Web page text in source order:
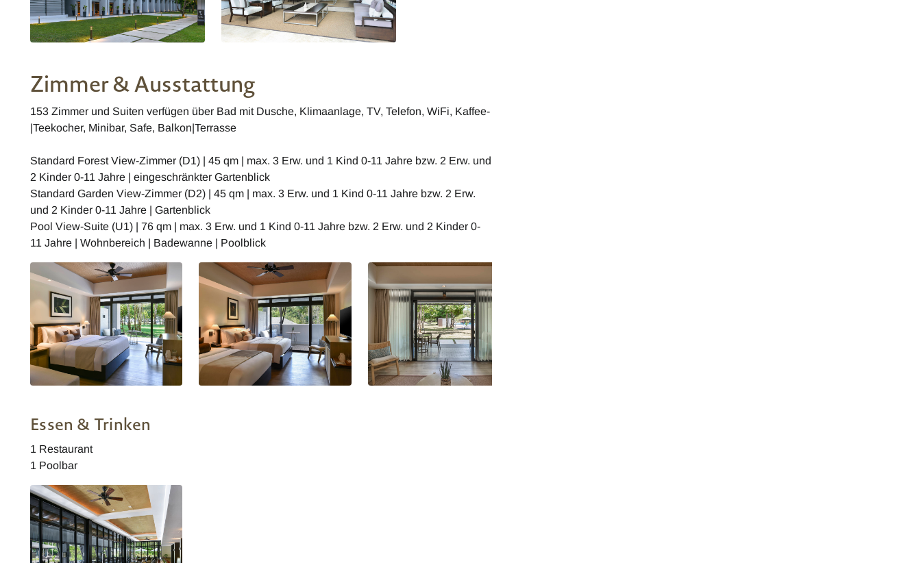
Zimmer & Ausstattung
153 Zimmer und Suiten verfügen über Bad mit Dusche, Klimaanlage, TV, Telefon, WiFi, Kaffee-
|Teekocher, Minibar, Safe, Balkon|Terrasse
Standard Forest View-Zimmer (D1) | 45 qm | max. 3 Erw. und 1 Kind 0-11 Jahre bzw. 2 Erw. und
2 Kinder 0-11 Jahre | eingeschränkter Gartenblick
Standard Garden View-Zimmer (D2) | 45 qm | max. 3 Erw. und 1 Kind 0-11 Jahre bzw. 2 Erw.
und 2 Kinder 0-11 Jahre | Gartenblick
Pool View-Suite (U1) | 76 qm | max. 3 Erw. und 1 Kind 0-11 Jahre bzw. 2 Erw. und 2 Kinder 0-
11 Jahre | Wohnbereich | Badewanne | Poolblick
Essen & Trinken
1 Restaurant
1 Poolbar